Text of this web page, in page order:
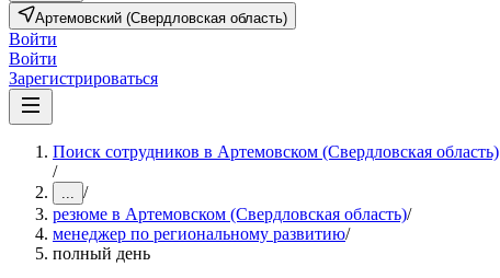
Артемовский (Свердловская область)
Войти
Войти
Зарегистрироваться
Поиск сотрудников в Артемовском (Свердловская область)
/
... /
резюме в Артемовском (Свердловская область)/
менеджер по региональному развитию/
полный день